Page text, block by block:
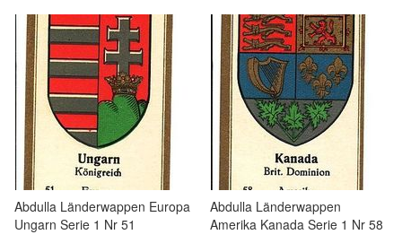
Abdulla Länderwappen Europa
Ungarn Serie 1 Nr 51
Abdulla Länderwappen
Amerika Kanada Serie 1 Nr 58